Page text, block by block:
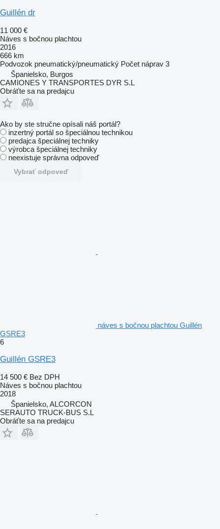
Guillén dr
11 000 €
Náves s bočnou plachtou
2016
666 km
Podvozok pneumatický/pneumatický Počet náprav 3
Španielsko, Burgos
CAMIONES Y TRANSPORTES DYR S.L
Obráťte sa na predajcu
Ako by ste stručne opísali náš portál?
inzertný portál so špeciálnou technikou
predajca špeciálnej techniky
výrobca špeciálnej techniky
neexistuje správna odpoveď
Vybrať odpoveď
náves s bočnou plachtou Guillén
GSRE3
6
Guillén GSRE3
14 500 € Bez DPH
Náves s bočnou plachtou
2018
Španielsko, ALCORCON
SERAUTO TRUCK-BUS S.L
Obráťte sa na predajcu